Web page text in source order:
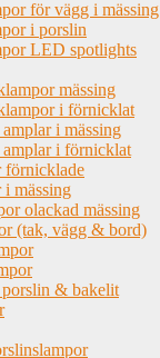
för vägg i mässing
i porslin
LED spotlights
mässing
i förnicklat
i mässing
i förnicklat
förnicklade
mässing
olackad mässing
(tak, vägg & bord)
& bakelit